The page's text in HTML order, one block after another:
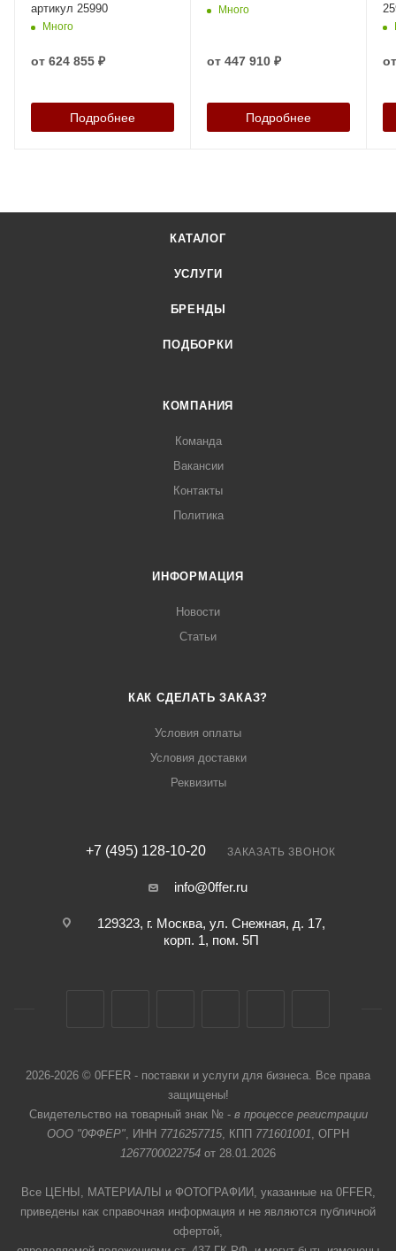
артикул 25990
Много
от 624 855 ₽
Подробнее
Много
от 447 910 ₽
Подробнее
КАТАЛОГ
УСЛУГИ
БРЕНДЫ
ПОДБОРКИ
КОМПАНИЯ
Команда
Вакансии
Контакты
Политика
ИНФОРМАЦИЯ
Новости
Статьи
КАК СДЕЛАТЬ ЗАКАЗ?
Условия оплаты
Условия доставки
Реквизиты
+7 (495) 128-10-20 ЗАКАЗАТЬ ЗВОНОК
info@0ffer.ru
129323, г. Москва, ул. Снежная, д. 17,
корп. 1, пом. 5П
2026-2026 © 0FFER - поставки и услуги для бизнеса. Все права
защищены!
Свидетельство на товарный знак № - в процессе регистрации
ООО "0ФФЕР", ИНН 7716257715, КПП 771601001, ОГРН
1267700022754 от 28.01.2026
Все ЦЕНЫ, МАТЕРИАЛЫ и ФОТОГРАФИИ, указанные на 0FFER,
приведены как справочная информация и не являются публичной
офертой,